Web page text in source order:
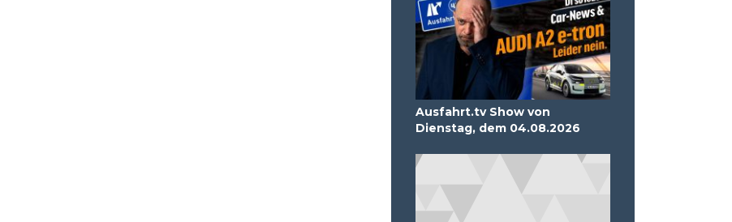
Ausfahrt.tv Show von
Dienstag, dem 04.08.2026